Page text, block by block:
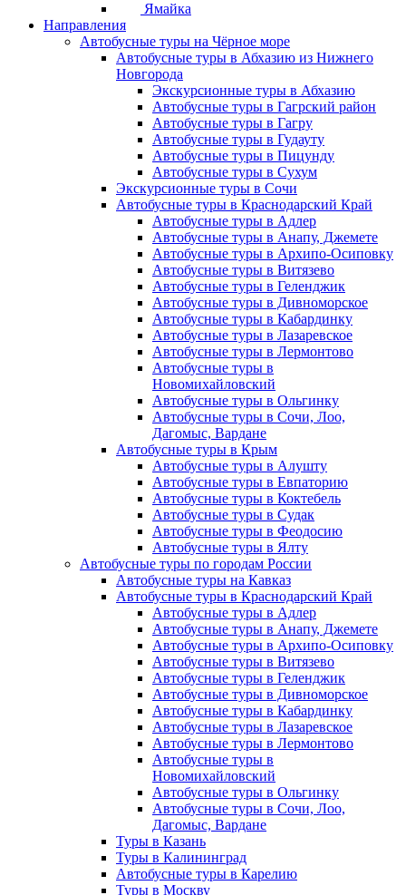
Ямайка
Направления
Автобусные туры на Чёрное море
Автобусные туры в Абхазию из Нижнего
Новгорода
Экскурсионные туры в Абхазию
Автобусные туры в Гагрский район
Автобусные туры в Гагру
Автобусные туры в Гудауту
Автобусные туры в Пицунду
Автобусные туры в Сухум
Экскурсионные туры в Сочи
Автобусные туры в Краснодарский Край
Автобусные туры в Адлер
Автобусные туры в Анапу, Джемете
Автобусные туры в Архипо-Осиповку
Автобусные туры в Витязево
Автобусные туры в Геленджик
Автобусные туры в Дивноморское
Автобусные туры в Кабардинку
Автобусные туры в Лазаревское
Автобусные туры в Лермонтово
Автобусные туры в
Новомихайловский
Автобусные туры в Ольгинку
Автобусные туры в Сочи, Лоо,
Дагомыс, Вардане
Автобусные туры в Крым
Автобусные туры в Алушту
Автобусные туры в Евпаторию
Автобусные туры в Коктебель
Автобусные туры в Судак
Автобусные туры в Феодосию
Автобусные туры в Ялту
Автобусные туры по городам России
Автобусные туры на Кавказ
Автобусные туры в Краснодарский Край
Автобусные туры в Адлер
Автобусные туры в Анапу, Джемете
Автобусные туры в Архипо-Осиповку
Автобусные туры в Витязево
Автобусные туры в Геленджик
Автобусные туры в Дивноморское
Автобусные туры в Кабардинку
Автобусные туры в Лазаревское
Автобусные туры в Лермонтово
Автобусные туры в
Новомихайловский
Автобусные туры в Ольгинку
Автобусные туры в Сочи, Лоо,
Дагомыс, Вардане
Туры в Казань
Туры в Калининград
Автобусные туры в Карелию
Туры в Москву